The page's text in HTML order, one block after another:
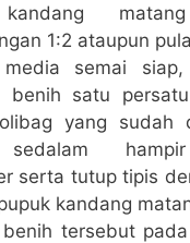
1:2 ataupun
semai siap,
benih satu
yang sudah
serta tutup tipis
kandang
benih tersebut